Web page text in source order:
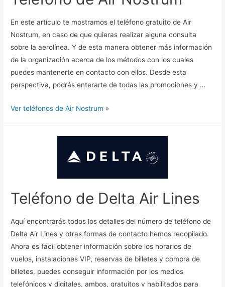
En este artículo te mostramos el teléfono gratuito de Air
Nostrum, en caso de que quieras realizar alguna consulta
sobre la aerolínea. Y de esta manera obtener más información
de la organización acerca de los métodos con los cuales
puedes mantenerte en contacto con ellos. Desde esta
perspectiva, podrás enterarte de todas las promociones y …
Ver teléfonos de Air Nostrum »
Teléfono de Delta Air Lines
Aquí encontrarás todos los detalles del número de teléfono de
Delta Air Lines y otras formas de contacto hemos recopilado.
Ahora es fácil obtener información sobre los horarios de
vuelos, instalaciones VIP, reservas de billetes y compra de
billetes, puedes conseguir información por los medios
telefónicos y digitales, ambos, gratuitos y habilitados para